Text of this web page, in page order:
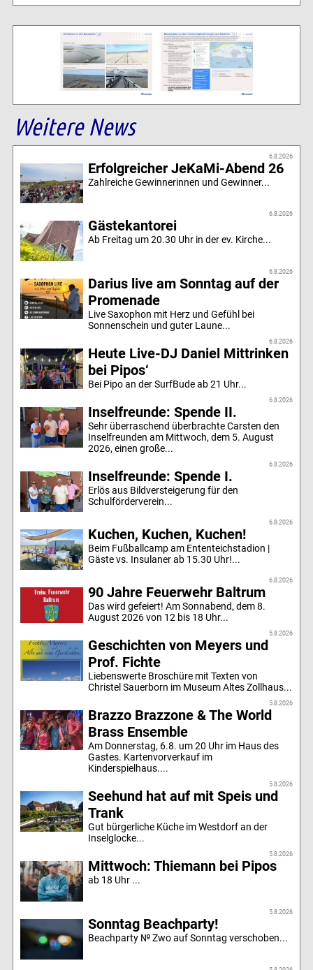
Weitere News
6.8.2026
Erfolgreicher JeKaMi-Abend 26
Zahlreiche Gewinnerinnen und Gewinner...
6.8.2026
Gästekantorei
Ab Freitag um 20.30 Uhr in der ev. Kirche...
6.8.2026
Darius live am Sonntag auf der
Promenade
Live Saxophon mit Herz und Gefühl bei
Sonnenschein und guter Laune...
6.8.2026
Heute Live-DJ Daniel Mittrinken
bei Pipos‘
Bei Pipo an der SurfBude ab 21 Uhr...
6.8.2026
Inselfreunde: Spende II.
Sehr überraschend überbrachte Carsten den
Inselfreunden am Mittwoch, dem 5. August
2026, einen große...
6.8.2026
Inselfreunde: Spende I.
Erlös aus Bildversteigerung für den
Schulförderverein...
6.8.2026
Kuchen, Kuchen, Kuchen!
Beim Fußballcamp am Ententeichstadion |
Gäste vs. Insulaner ab 15.30 Uhr!...
6.8.2026
90 Jahre Feuerwehr Baltrum
Das wird gefeiert! Am Sonnabend, dem 8.
August 2026 von 12 bis 18 Uhr...
5.8.2026
Geschichten von Meyers und
Prof. Fichte
Liebenswerte Broschüre mit Texten von
Christel Sauerborn im Museum Altes Zollhaus...
5.8.2026
Brazzo Brazzone & The World
Brass Ensemble
Am Donnerstag, 6.8. um 20 Uhr im Haus des
Gastes. Kartenvorverkauf im
Kinderspielhaus....
5.8.2026
Seehund hat auf mit Speis und
Trank
Gut bürgerliche Küche im Westdorf an der
Inselglocke...
5.8.2026
Mittwoch: Thiemann bei Pipos
ab 18 Uhr ...
5.8.2026
Sonntag Beachparty!
Beachparty № Zwo auf Sonntag verschoben...